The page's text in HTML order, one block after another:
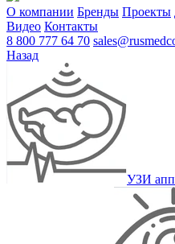
О компании Бренды Проекты
Видео Контакты
8 800 777 64 70
Назад
УЗИ